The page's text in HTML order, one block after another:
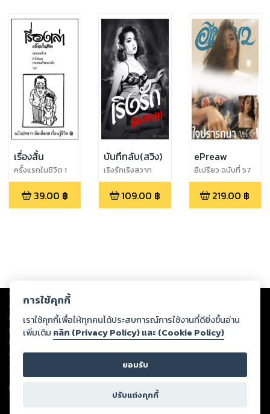
เรื่องสั้น
ครั้งแรกในชีวิต 1
39.00 ฿
บันทึกลับ(สวิง)
เริงรักเริงสวาท
109.00 ฿
ePreaw
อีเปรียว ฉบับที่ 57
219.00 ฿
Copyright © 2026
ต่อผลงานหรือเนื้อหาใดที่อัปโหลดผ่านเว็บไซต์และปรากฏว่าละเมิดสิทธิใน
ทรัพย์สินทางปัญญาของบุคคลอื่นหรือขัดต่อกฎหมายและศีลธรรม ดังนั้น ผู้อ่าน
ทุกท่านโปรดใช้วิจารณญาณในการกลั่นกรองด้วยตนเอง และหากท่านพบว่าส่วน
หนึ่งส่วนใดขัดต่อกฎหมายและศีลธรรม กรุณาแจ้งมายังบริษัท เพื่อทีมงานจะได้
ดำเนินการในทันที ทั้งนี้ ทางสตอรี่ล็อกขอสงวนลิขสิทธิ์ตามพระราชบัญญัติ
ลิขสิทธิ์ พ.ศ. 2537 (ฉบับล่าสุด)
For support: member@ookbee.com
Version
การใช้คุกกี้
เราใช้คุกกี้เพื่อให้ทุกคนได้ประสบการณ์การใช้งานที่ดียิ่งขึ้นอ่าน
เพิ่มเติม คลิก (Privacy Policy) และ (Cookie Policy)
ยอมรับ
ปรับแต่งคุกกี้